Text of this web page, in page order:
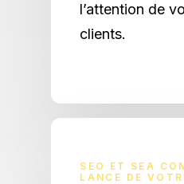
l’attention de
clients.
SEO ET SEA
LANCE DE